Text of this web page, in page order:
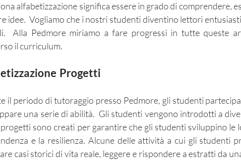
alfabetizzazione significa essere in grado di comprendere,
idee. Vogliamo che i nostri studenti diventino lettori
Alla Pedmore miriamo a fare progressi in tutte queste
il curriculum.
Progetti
il periodo di tutoraggio presso Pedmore, gli studenti
una serie di abilità. Gli studenti vengono introdotti a
sono creati per garantire che gli studenti sviluppino le
e la resilienza. Alcune delle attività a cui gli studenti
casi storici di vita reale, leggere e rispondere a estratti da